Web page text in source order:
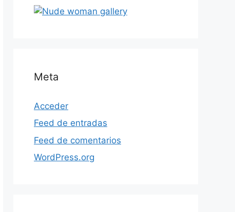
Meta
Acceder
Feed de entradas
Feed de comentarios
WordPress.org